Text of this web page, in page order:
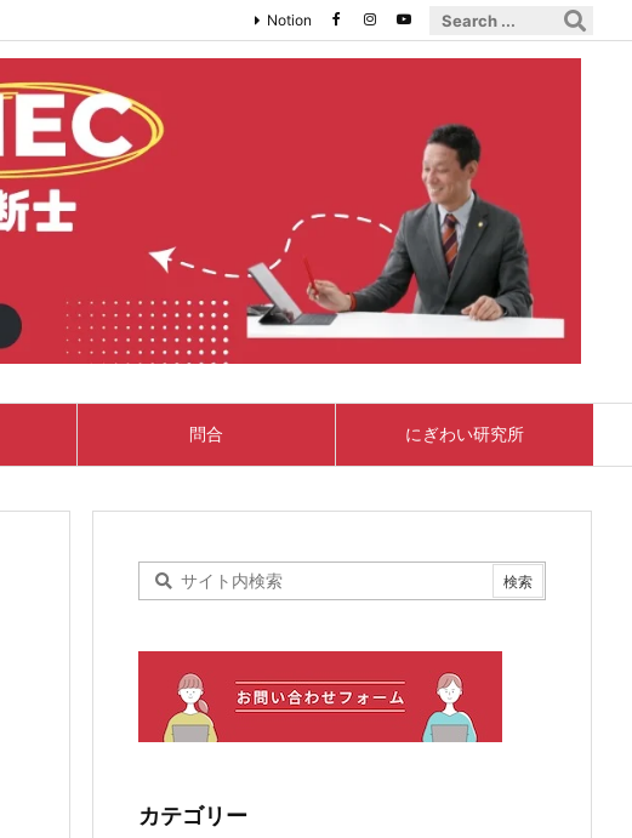
問合 にぎわい研究所
Notion
カテゴリー